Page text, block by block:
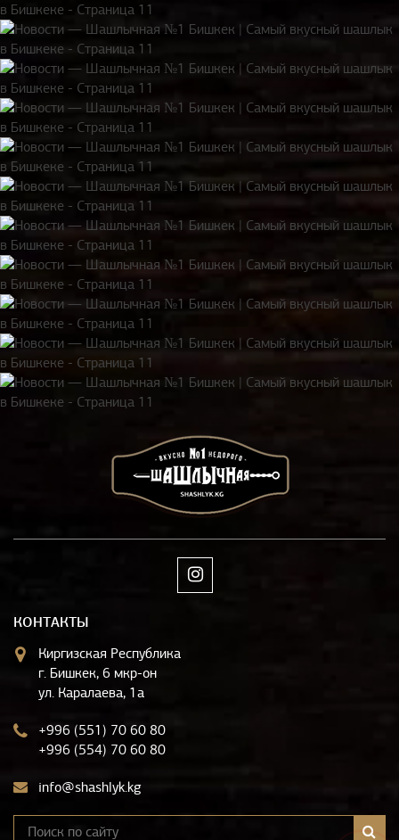
КОНТАКТЫ
Киргизская Республика
г. Бишкек, 6 мкр-он
ул. Каралаева, 1а
+996 (551) 70 60 80
+996 (554) 70 60 80
info@shashlyk.kg